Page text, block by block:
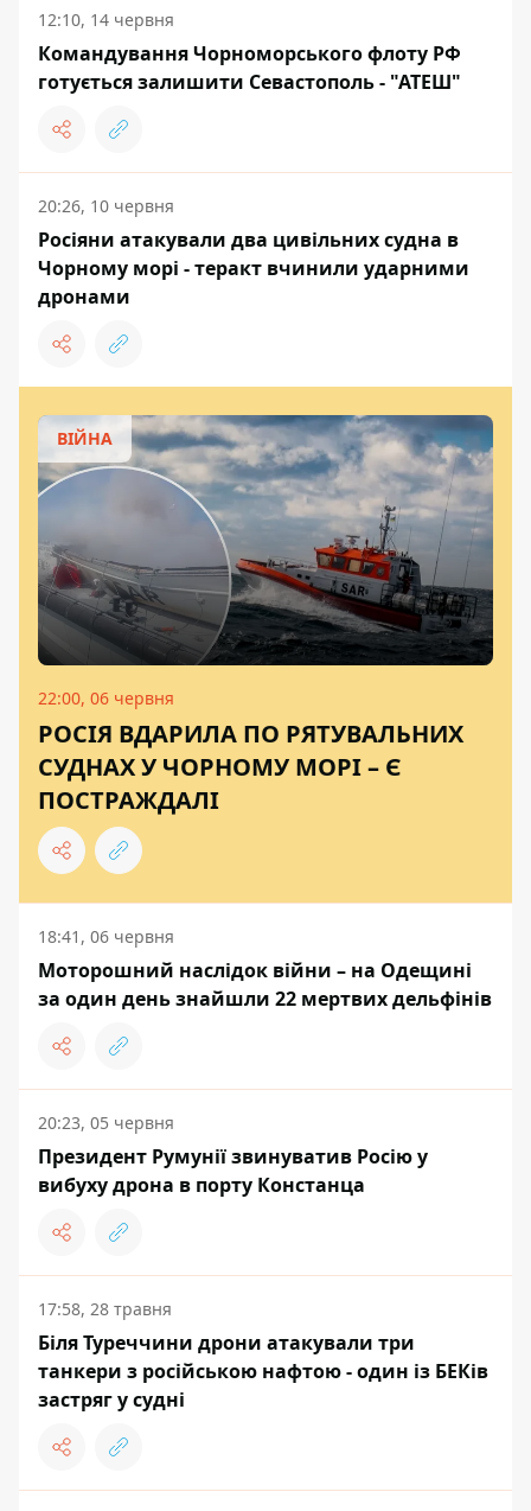
12:10, 14 червня
Командування Чорноморського флоту РФ
готується залишити Севастополь - "АТЕШ"
20:26, 10 червня
Росіяни атакували два цивільних судна в
Чорному морі - теракт вчинили ударними
дронами
ВІЙНА
22:00, 06 червня
РОСІЯ ВДАРИЛА ПО РЯТУВАЛЬНИХ
СУДНАХ У ЧОРНОМУ МОРІ – Є
ПОСТРАЖДАЛІ
18:41, 06 червня
Моторошний наслідок війни – на Одещині
за один день знайшли 22 мертвих дельфінів
20:23, 05 червня
Президент Румунії звинуватив Росію у
вибуху дрона в порту Констанца
17:58, 28 травня
Біля Туреччини дрони атакували три
танкери з російською нафтою - один із БЕКів
застряг у судні